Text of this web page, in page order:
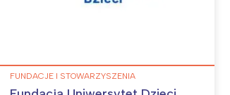
FUNDACJE I STOWARZYSZENIA